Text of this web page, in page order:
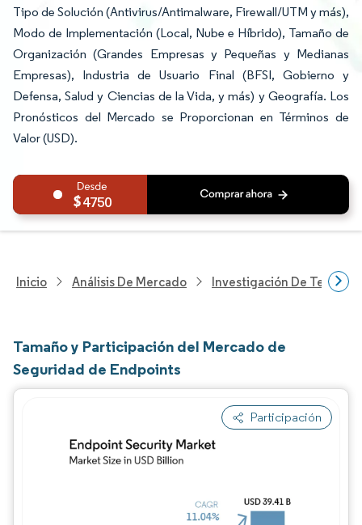
Tipo de Solución (Antivirus/Antimalware, Firewall/UTM y más),
Modo de Implementación (Local, Nube e Híbrido), Tamaño de
Organización (Grandes Empresas y Pequeñas y Medianas
Empresas), Industria de Usuario Final (BFSI, Gobierno y
Defensa, Salud y Ciencias de la Vida, y más) y Geografía. Los
Pronósticos del Mercado se Proporcionan en Términos de
Valor (USD).
4750
Inicio Análisis De Mercado Investigación De
Tamaño y Participación del Mercado de
Seguridad de Endpoints
Participación